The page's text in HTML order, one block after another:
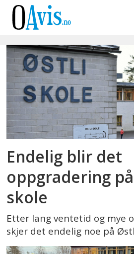
Emne:
lekeapparater
Endelig blir det
oppgradering
skole
Etter lang ventetid og mye
skjer det endelig noe på